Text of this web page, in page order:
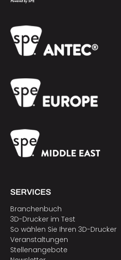
SERVICES
Branchenbuch
3D-Drucker im Test
So wählen Sie Ihren 3D-Drucker
Veranstaltungen
Stellenangebote